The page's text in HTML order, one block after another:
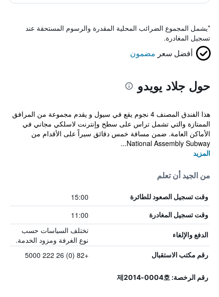
*يشمل المجموع الضرائب المحلية المقدرة والرسوم المستحقة عند
تسجيل المغادرة.
أفضل سعر مضمون
حول جلاد يويدو
هذا الفندق المصنف 4 نجوم يقع في سيول و يقدم مجموعة من المرافق
الممتازة والتي تشمل تراس على سطح وإنترنت لاسلكي مجاني في
الأماكن العامة. ضمن مسافة خمس دقائق سيراً على الأقدام من
National Assembly Subway...
المزيد
من الجيد أن تعلم
وقت تسجيل الصعود للطائرة 15:00
وقت تسجيل المغادرة 11:00
الدفع والإلغاء
تختلف السياسات حسب
نوع الغرفة ومزود الخدمة.
رقم مكتب الاستقبال +82 (0) 26 222 5000
رقم الرخصة: 제2014-0004호